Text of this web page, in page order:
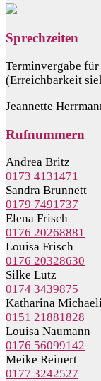
Sprechzeiten
Terminvergabe
(Erreichbarkeit
Jeannette
Rufnummern
Andrea Britz
0173 4131471
Sandra Brunnett
0179 7491737
Elena Frisch
0176 20268881
Louisa Frisch
0176 20328630
Silke Lutz
0174 3439875
Katharina
0151 21881828
Louisa Naumann
0176 56099142
Meike Reinert
0177 3242527